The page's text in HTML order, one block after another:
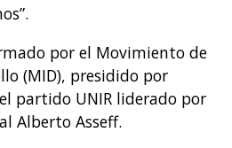
por el Movimiento de
(MID), presidido por
partido UNIR liderado por
Alberto Asseff.